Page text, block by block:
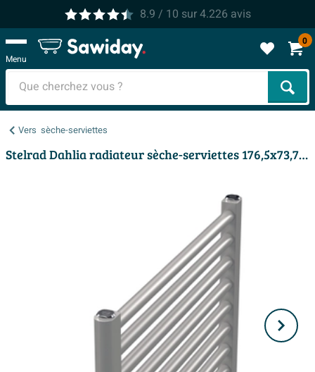
8.9 / 10 sur4.226 avis
Menu
0
Vers sèche-serviettes
Stelrad Dahlia radiateur sèche-serviettes 176,5x73,7cm 1145watt 6 raccordements Acier Blanc brillant